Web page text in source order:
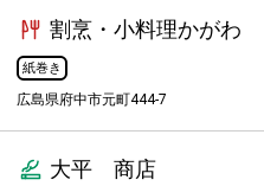
割烹・小料理かがわ
紙巻き
広島県府中市元町444-7
大平 商